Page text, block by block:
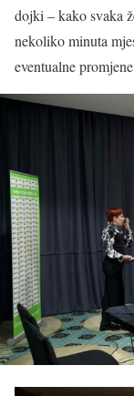
dojki – kako svaka
nekoliko minuta
eventualne